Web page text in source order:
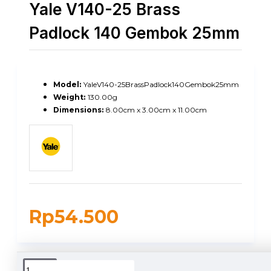
Yale V140-25 Brass
Padlock 140 Gembok 25mm
Rp54.500
Model: YaleV140-25BrassPadlock140Gembok25mm
Weight: 130.00g
Dimensions: 8.00cm x 3.00cm x 11.00cm
DUKUNGAN PENGIRIMAN